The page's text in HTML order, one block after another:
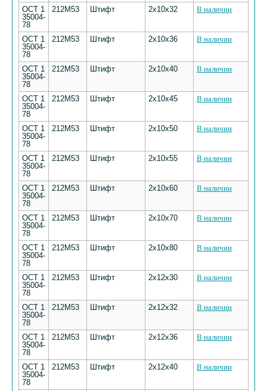
ОСТ 1
35004-
78
212М53 Штифт 2х10х32 В наличии
ОСТ 1
35004-
78
212М53 Штифт 2х10х36 В наличии
ОСТ 1
35004-
78
212М53 Штифт 2х10х40 В наличии
ОСТ 1
35004-
78
212М53 Штифт 2х10х45 В наличии
ОСТ 1
35004-
78
212М53 Штифт 2х10х50 В наличии
ОСТ 1
35004-
78
212М53 Штифт 2х10х55 В наличии
ОСТ 1
35004-
78
212М53 Штифт 2х10х60 В наличии
ОСТ 1
35004-
78
212М53 Штифт 2х10х70 В наличии
ОСТ 1
35004-
78
212М53 Штифт 2х10х80 В наличии
ОСТ 1
35004-
78
212М53 Штифт 2х12х30 В наличии
ОСТ 1
35004-
78
212М53 Штифт 2х12х32 В наличии
ОСТ 1
35004-
78
212М53 Штифт 2х12х36 В наличии
ОСТ 1
35004-
78
212М53 Штифт 2х12х40 В наличии